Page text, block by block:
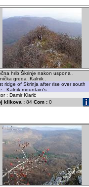
hrib Škrinje nakon uspona .
greda .Kalnik .
ridge of Skrinja after rise over south
. Kalnik mountain's .
: Damir Klarić
klikova : 84 Com : 0